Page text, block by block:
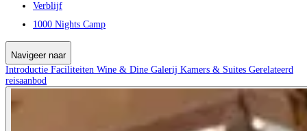
Verblijf
1000 Nights Camp
Navigeer naar
Introductie Faciliteiten Wine & Dine Galerij Kamers & Suites Gerelateerd
reisaanbod